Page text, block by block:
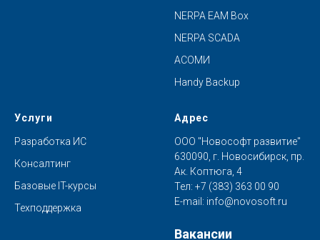
NERPA EAM Box
NERPA SCADA
АСОМИ
Handy Backup
Услуги
Разработка ИС
Консалтинг
Базовые IT-курсы
Техподдержка
Адрес
ООО "Новософт развитие"
630090, г. Новосибирск, пр.
Ак. Коптюга, 4
Тел: +7 (383) 363 00 90
E-mail: info@novosoft.ru
Вакансии